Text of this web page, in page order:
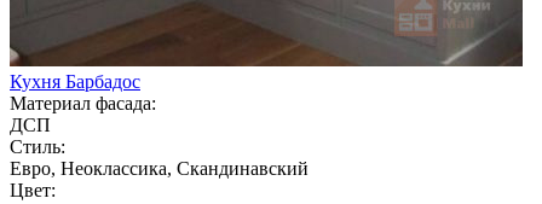
Кухня Барбадос
Материал фасада:
ДСП
Стиль:
Евро, Неоклассика, Скандинавский
Цвет: